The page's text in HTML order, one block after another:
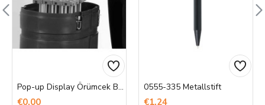
Pop-up Display Örümcek Banner Baskı
€0,00
0555-335 Metallstift
€1,24